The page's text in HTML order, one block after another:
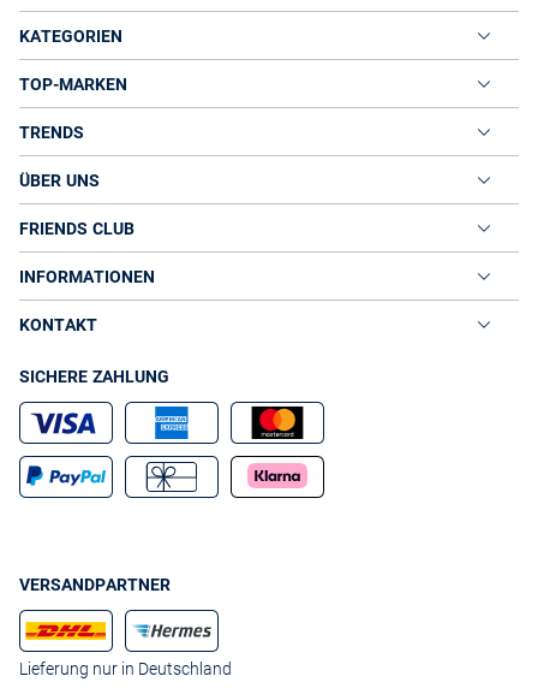
KATEGORIEN
TOP-MARKEN
TRENDS
ÜBER UNS
FRIENDS CLUB
INFORMATIONEN
KONTAKT
SICHERE ZAHLUNG
VERSANDPARTNER
Lieferung nur in Deutschland